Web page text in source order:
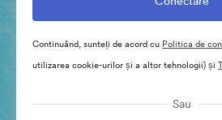
Continuând, sunteți de acord cu Politica de
utilizarea cookie-urilor și a altor tehnologii) și
Sau